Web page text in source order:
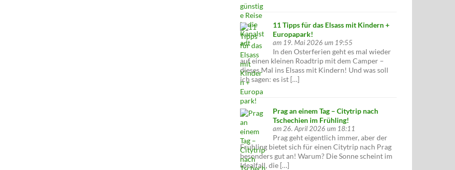
11 Tipps für das Elsass mit Kindern +
Europapark!
am 19. Mai 2026 um 19:55
In den Osterferien geht es mal wieder
auf einen kleinen Roadtrip mit dem Camper –
dieses Mal ins Elsass mit Kindern! Und was soll
ich sagen: es ist […]
Prag an einem Tag – Citytrip nach
Tschechien im Frühling!
am 26. April 2026 um 18:11
Prag geht eigentlich immer, aber der
Frühling bietet sich für einen Citytrip nach Prag
besonders gut an! Warum? Die Sonne scheint im
Idealfall, die […]